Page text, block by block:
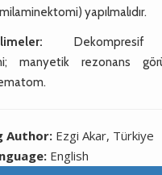
yapılmalıdır.
Dekompresif
manyetik rezonans
Author: Ezgi Akar, Türkiye
English